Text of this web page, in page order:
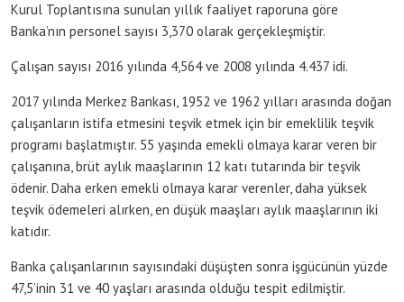
Kurul Toplantısına sunulan yıllık faaliyet raporuna göre
Banka’nın personel sayısı 3,370 olarak gerçekleşmiştir.
Çalışan sayısı 2016 yılında 4,564 ve 2008 yılında 4.437 idi.
2017 yılında Merkez Bankası, 1952 ve 1962 yılları arasında doğan
çalışanların istifa etmesini teşvik etmek için bir emeklilik teşvik
programı başlatmıştır. 55 yaşında emekli olmaya karar veren bir
çalışanına, brüt aylık maaşlarının 12 katı tutarında bir teşvik
ödenir. Daha erken emekli olmaya karar verenler, daha yüksek
teşvik ödemeleri alırken, en düşük maaşları aylık maaşlarının iki
katıdır.
Banka çalışanlarının sayısındaki düşüşten sonra işgücünün yüzde
47,5’inin 31 ve 40 yaşları arasında olduğu tespit edilmiştir.